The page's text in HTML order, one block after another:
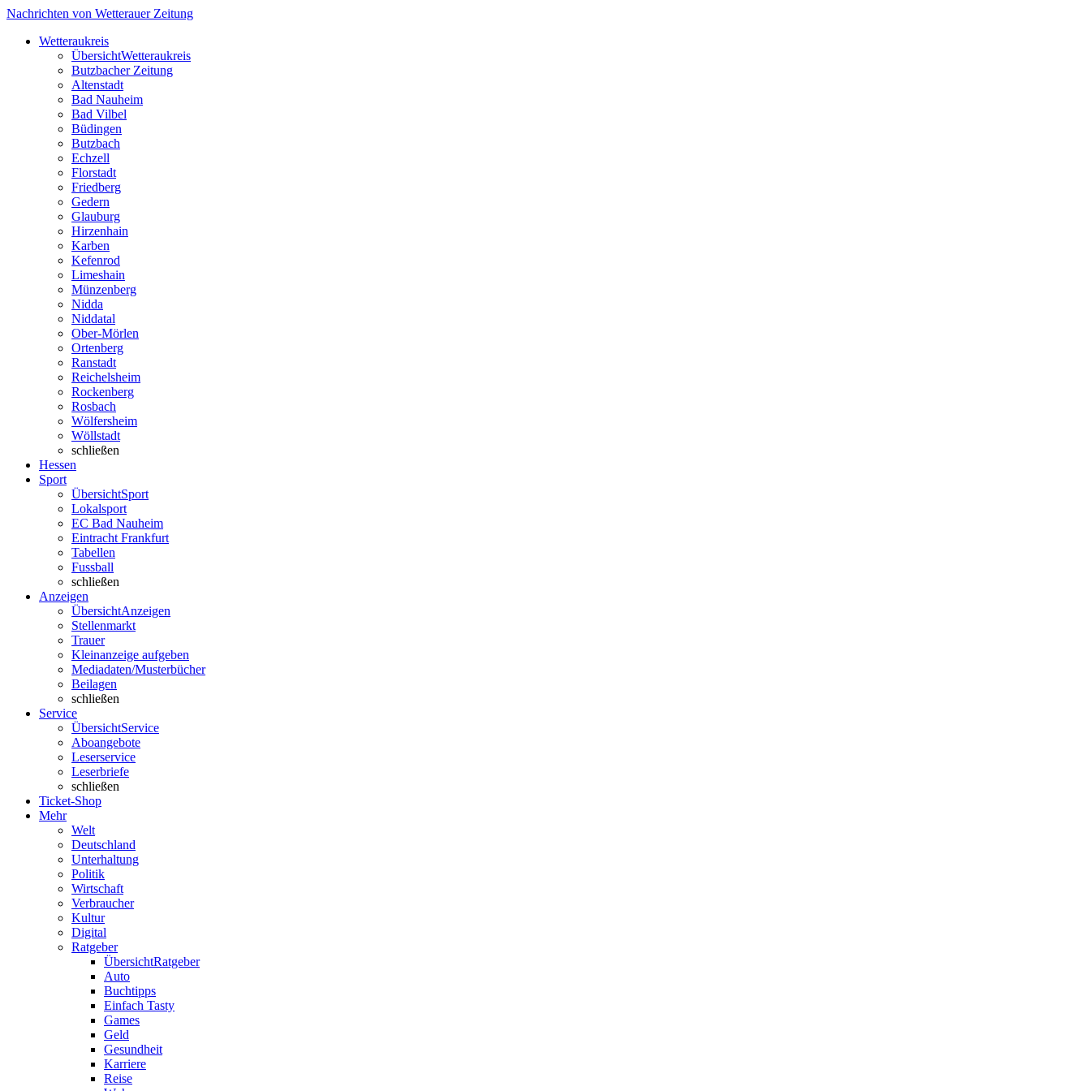
Nachrichten von Wetterauer Zeitung
Wetteraukreis
ÜbersichtWetteraukreis
Butzbacher Zeitung
Altenstadt
Bad Nauheim
Bad Vilbel
Büdingen
Butzbach
Echzell
Florstadt
Friedberg
Gedern
Glauburg
Hirzenhain
Karben
Kefenrod
Limeshain
Münzenberg
Nidda
Niddatal
Ober-Mörlen
Ortenberg
Ranstadt
Reichelsheim
Rockenberg
Rosbach
Wölfersheim
Wöllstadt
schließen
Hessen
Sport
ÜbersichtSport
Lokalsport
EC Bad Nauheim
Eintracht Frankfurt
Tabellen
Fussball
schließen
Anzeigen
ÜbersichtAnzeigen
Stellenmarkt
Trauer
Kleinanzeige aufgeben
Mediadaten/Musterbücher
Beilagen
schließen
Service
ÜbersichtService
Aboangebote
Leserservice
Leserbriefe
schließen
Ticket-Shop
Mehr
Welt
Deutschland
Unterhaltung
Politik
Wirtschaft
Verbraucher
Kultur
Digital
Ratgeber
ÜbersichtRatgeber
Auto
Buchtipps
Einfach Tasty
Games
Geld
Gesundheit
Karriere
Reise